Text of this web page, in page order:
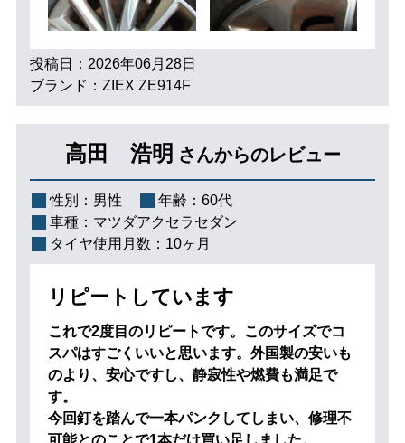
投稿日：2026年06月28日
ブランド：ZIEX ZE914F
高田 浩明 さんからのレビュー
性別： 男性 年齢： 60代
車種： マツダアクセラセダン
タイヤ使用月数： 10ヶ月
リピートしています
これで2度目のリピートです。このサイズでコ
スパはすごくいいと思います。外国製の安いも
のより、安心ですし、静寂性や燃費も満足で
す。
今回釘を踏んで一本パンクしてしまい、修理不